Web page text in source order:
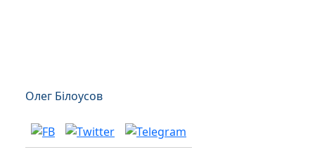
Олег Білоусов